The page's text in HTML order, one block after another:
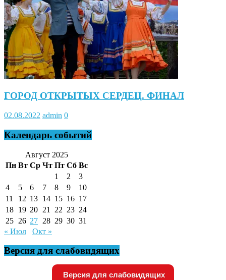
ГОРОД ОТКРЫТЫХ СЕРДЕЦ. ФИНАЛ
02.08.2022 admin 0
Календарь событий
Август 2025
Пн Вт Ср Чт Пт Сб Вс
1
2
3
4
5 6 7 8 9
10
11
12 13 14 15 16 17
18 19 20 21 22 23 24
25 26 27 28 29 30 31
« Июл
Окт »
Версия для слабовидящих
Версия для слабовидящих